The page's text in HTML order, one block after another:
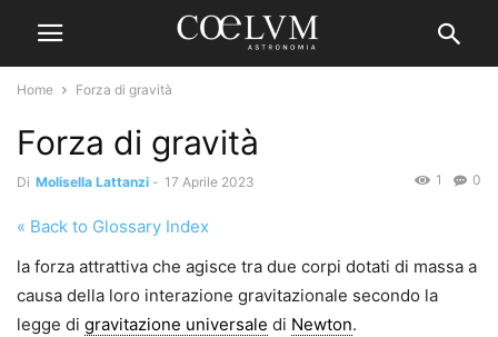
Home Forza di gravità
Forza di gravità
Di Molisella Lattanzi - 17 Aprile 2023 0
1
« Back to Glossary Index
la forza attrattiva che agisce tra due corpi dotati di massa a
causa della loro interazione gravitazionale secondo la
legge di gravitazione universale di Newton.